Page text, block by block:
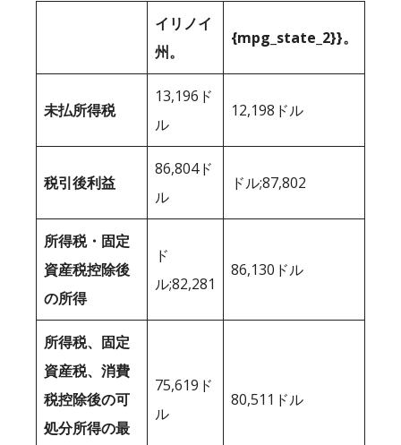
イリノイ
州。
{mpg_state_2}}。
未払所得税
13,196ド
ル
12,198ドル
税引後利益
86,804ド
ル
ドル;87,802
所得税・固定
資産税控除後
の所得
ド
ル;82,281
86,130ドル
所得税、固定
資産税、消費
税控除後の可
処分所得の最
75,619ド
ル
80,511ドル